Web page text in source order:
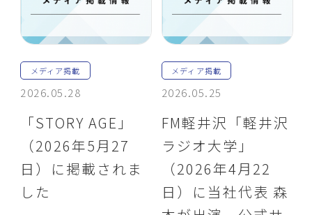
メディア掲載
2026.05.28
「STORY AGE」
（2026年5月27
日）に掲載されま
した
メディア掲載
2026.05.25
FM軽井沢「軽井沢
ラジオ大学」
（2026年4月22
日）に当社代表 森